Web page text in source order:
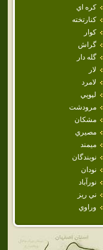
كره اي
كنارتخته
كوار
گراش
گله دار
لار
لامرد
لپويي
مرودشت
مشكان
مصيري
ميمند
نوبندگان
نودان
نورآباد
ني ريز
وراوي